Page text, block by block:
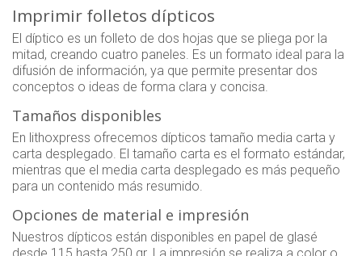
Imprimir folletos dípticos
El díptico es un folleto de dos hojas que se pliega por la
mitad, creando cuatro paneles. Es un formato ideal para la
difusión de información, ya que permite presentar dos
conceptos o ideas de forma clara y concisa.
Tamaños disponibles
En lithoxpress ofrecemos dípticos tamaño media carta y
carta desplegado. El tamaño carta es el formato estándar,
mientras que el media carta desplegado es más pequeño
para un contenido más resumido.
Opciones de material e impresión
Nuestros dípticos están disponibles en papel de glasé